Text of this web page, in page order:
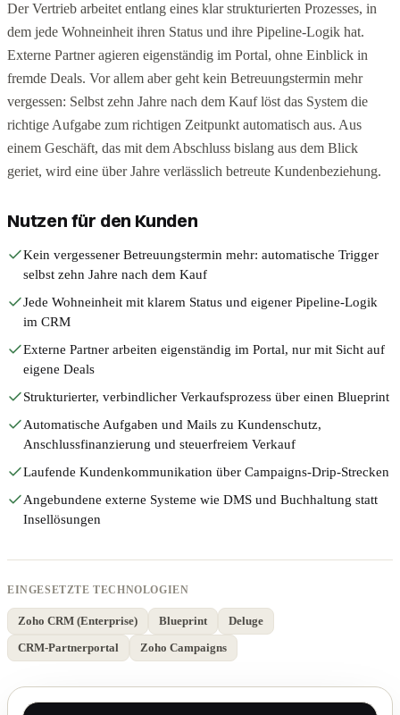
Der Vertrieb arbeitet entlang eines klar strukturierten Prozesses, in
dem jede Wohneinheit ihren Status und ihre Pipeline-Logik hat.
Externe Partner agieren eigenständig im Portal, ohne Einblick in
fremde Deals. Vor allem aber geht kein Betreuungstermin mehr
vergessen: Selbst zehn Jahre nach dem Kauf löst das System die
richtige Aufgabe zum richtigen Zeitpunkt automatisch aus. Aus
einem Geschäft, das mit dem Abschluss bislang aus dem Blick
geriet, wird eine über Jahre verlässlich betreute Kundenbeziehung.
Nutzen für den Kunden
Kein vergessener Betreuungstermin mehr: automatische Trigger
selbst zehn Jahre nach dem Kauf
Jede Wohneinheit mit klarem Status und eigener Pipeline-Logik
im CRM
Externe Partner arbeiten eigenständig im Portal, nur mit Sicht auf
eigene Deals
Strukturierter, verbindlicher Verkaufsprozess über einen Blueprint
Automatische Aufgaben und Mails zu Kundenschutz,
Anschlussfinanzierung und steuerfreiem Verkauf
Laufende Kundenkommunikation über Campaigns-Drip-Strecken
Angebundene externe Systeme wie DMS und Buchhaltung statt
Insellösungen
EINGESETZTE TECHNOLOGIEN
Zoho CRM (Enterprise) Blueprint
Deluge
CRM-Partnerportal
Zoho Campaigns